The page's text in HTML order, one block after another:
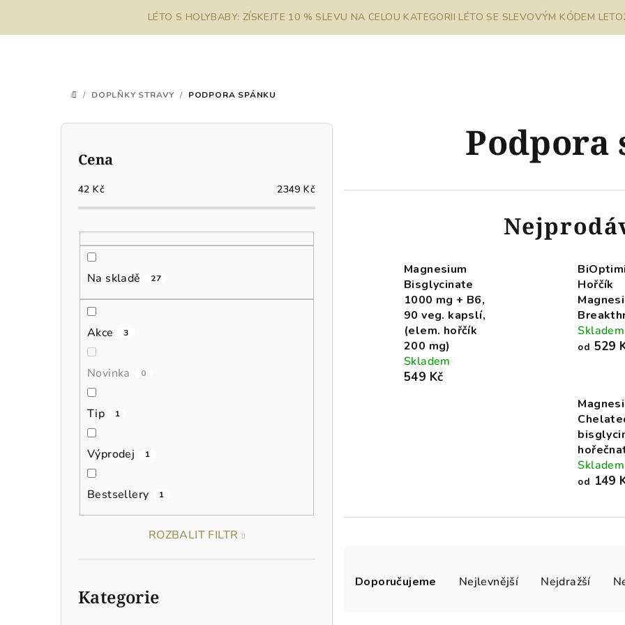
LÉTO S HOLYBABY: ZÍSKEJTE 10 % SLEVU NA CELOU KATEGORII LÉTO SE SLEVOVÝM KÓDEM
DOMŮ
/ DOPLŇKY STRAVY / PODPORA SPÁNKU
P
Cena
42 Kč 2349 Kč
Na skladě 27
Akce 3
Novinka 0
Tip 1
Výprodej 1
Bestsellery 1
ROZBALIT FILTR
Kategorie
Podpora
Magnesium
Bisglycinate
1000 mg + B6,
90 veg. kapslí,
(elem. hořčík
200 mg)
Skladem
549 Kč
Hořčík
Skladem
od 529
Skladem
od 149
aDoporučujeme Nejlevnější Nejdražší